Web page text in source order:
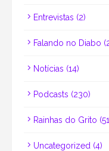
Entrevistas (2)
Falando no Diabo
Notícias (14)
Podcasts (230)
Rainhas do Grito
Uncategorized (4)